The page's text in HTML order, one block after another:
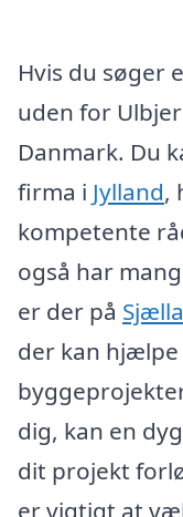
Hvis du søger
uden for
Danmark. Du
firma i Jylland,
kompetente
også har
er der på
der kan
dig, kan en
dit projekt